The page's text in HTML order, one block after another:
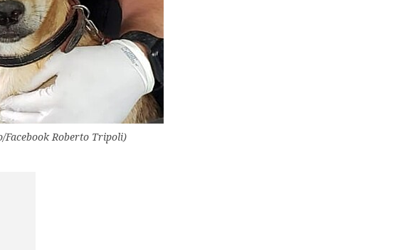
Facebook Roberto Tripoli)